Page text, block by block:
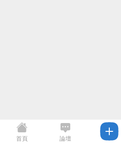
首頁 論壇